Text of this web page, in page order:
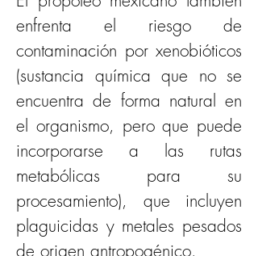
enfrenta el riesgo de
contaminación por xenobióticos
(sustancia química que no se
encuentra de forma natural en
el organismo, pero que puede
incorporarse a las rutas
metabólicas para su
procesamiento), que incluyen
plaguicidas y metales pesados
de origen antropogénico.